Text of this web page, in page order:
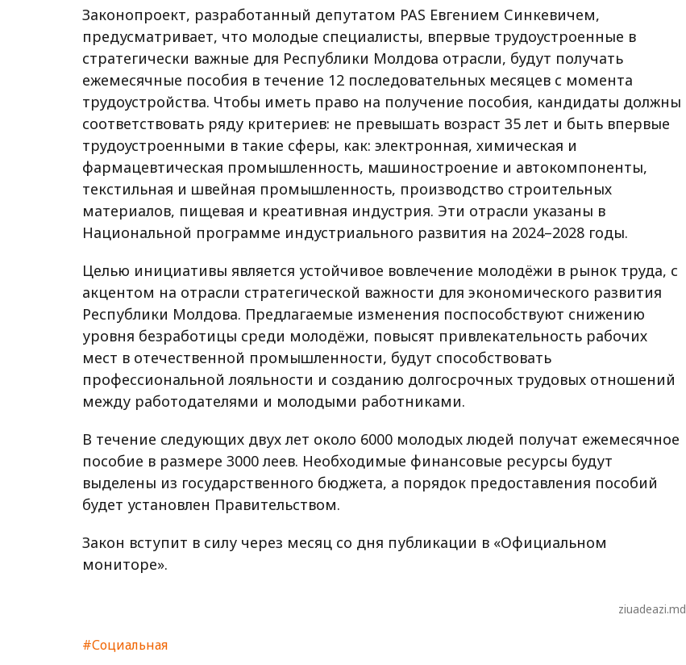
Законопроект, разработанный депутатом PAS Евгением Синкевичем,
предусматривает, что молодые специалисты, впервые трудоустроенные в
стратегически важные для Республики Молдова отрасли, будут получать
ежемесячные пособия в течение 12 последовательных месяцев с момента
трудоустройства. Чтобы иметь право на получение пособия, кандидаты должны
соответствовать ряду критериев: не превышать возраст 35 лет и быть впервые
трудоустроенными в такие сферы, как: электронная, химическая и
фармацевтическая промышленность, машиностроение и автокомпоненты,
текстильная и швейная промышленность, производство строительных
материалов, пищевая и креативная индустрия. Эти отрасли указаны в
Национальной программе индустриального развития на 2024–2028 годы.
Целью инициативы является устойчивое вовлечение молодёжи в рынок труда, с
акцентом на отрасли стратегической важности для экономического развития
Республики Молдова. Предлагаемые изменения поспособствуют снижению
уровня безработицы среди молодёжи, повысят привлекательность рабочих
мест в отечественной промышленности, будут способствовать
профессиональной лояльности и созданию долгосрочных трудовых отношений
между работодателями и молодыми работниками.
В течение следующих двух лет около 6000 молодых людей получат ежемесячное
пособие в размере 3000 леев. Необходимые финансовые ресурсы будут
выделены из государственного бюджета, а порядок предоставления пособий
будет установлен Правительством.
Закон вступит в силу через месяц со дня публикации в «Официальном
мониторе».
ziuadeazi.md
#Социальная